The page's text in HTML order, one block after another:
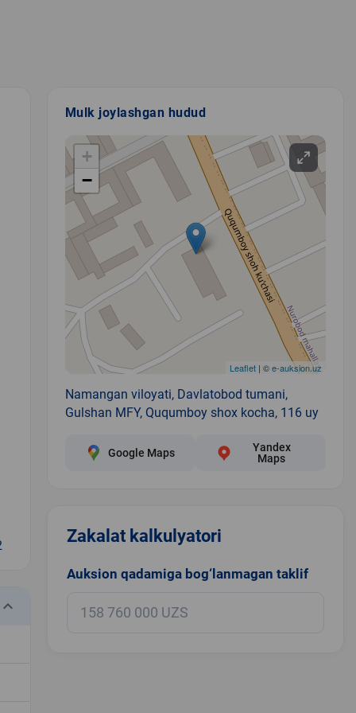
Mulk joylashgan hudud
+
−
Leaflet| ©e-auksion.uz
Namangan viloyati, Davlatobod tumani,
Gulshan MFY, Ququmboy shox kocha, 116 uy
Google Maps
Yandex
Maps
Zakalat kalkulyatori
Auksion qadamiga bog‘lanmagan taklif